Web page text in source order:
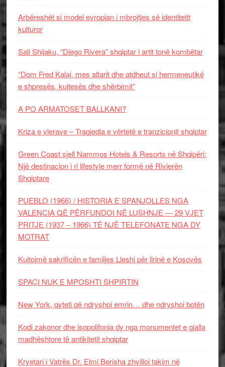
Arbëreshët si model evropian i mbrojtjes së identitetit
kulturor
Sali Shijaku, “Diego Rivera” shqiptar i artit tonë kombëtar
“Dom Fred Kalaj, mes altarit dhe atdheut si hermeneutikë
e shpresës, kujtesës dhe shërbimit”
A PO ARMATOSET BALLKANI?
Kriza e vlerave – Tragjedia e vërtetë e tranzicionit shqiptar
Green Coast sjell Nammos Hotels & Resorts në Shqipëri:
Një destinacion i ri lifestyle merr formë në Rivierën
Shqiptare
PUEBLO (1966) / HISTORIA E SPANJOLLES NGA
VALENCIA QË PËRFUNDOI NË LUSHNJE — 29 VJET
PRITJE (1937 – 1966) TË NJË TELEFONATE NGA DY
MOTRAT
Kujtojmë sakrificën e familjes Lleshi për lirinë e Kosovës
SPAÇI NUK E MPOSHTI SHPIRTIN
New York, qyteti që ndryshoi emrin… dhe ndryshoi botën
Kodi zakonor dhe isopolifonia dy nga monumentet e gjalla
madhështore të antikitetit shqiptar
Kryetari i Vatrës Dr. Elmi Berisha zhvilloi takim në